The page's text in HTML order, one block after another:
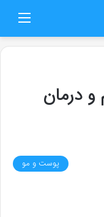
و درمان
پوست و مو